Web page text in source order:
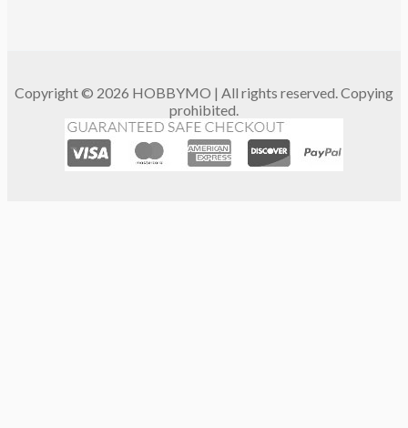
Copyright © 2026 HOBBYMO | All rights reserved. Copying
prohibited.